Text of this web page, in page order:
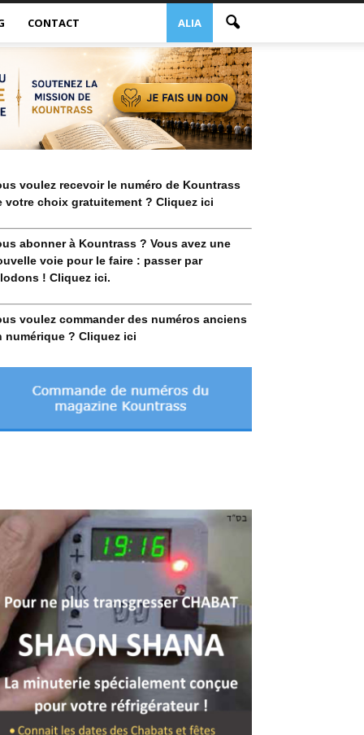
ALIA
CONTACT
voulez recevoir le numéro de Kountrass
votre choix gratuitement ? Cliquez ici
abonner à Kountrass ? Vous avez une
voie pour le faire : passer par
! Cliquez ici.
voulez commander des numéros anciens
numérique ? Cliquez ici